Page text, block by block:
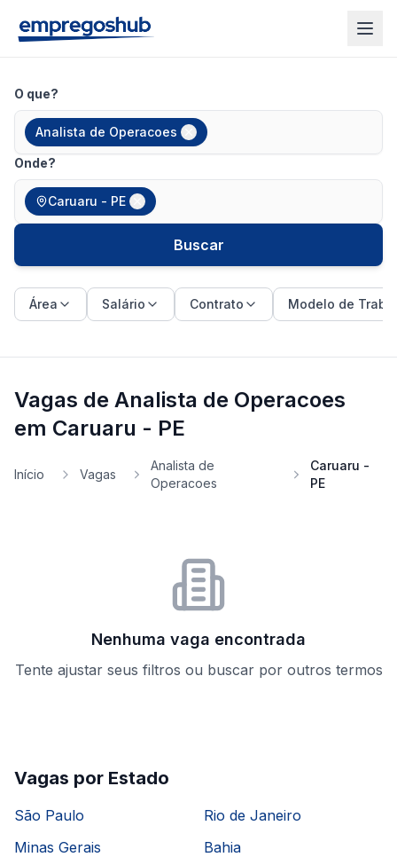
O que?
Analista de Operacoes
Onde?
Caruaru - PE
Buscar
Área Salário Contrato Modelo de
Vagas de Analista de Operacoes
em Caruaru - PE
Início Vagas
Analista de
Operacoes
Caruaru -
PE
Nenhuma vaga encontrada
Tente ajustar seus filtros ou buscar por outros termos
Vagas por Estado
São Paulo
Rio de Janeiro
Minas Gerais
Bahia